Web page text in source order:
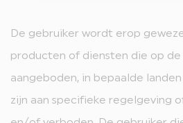
De gebruiker wordt erop
producten of diensten die op de
aangeboden, in bepaalde
zijn aan specifieke regelgeving